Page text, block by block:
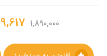
1,890,000